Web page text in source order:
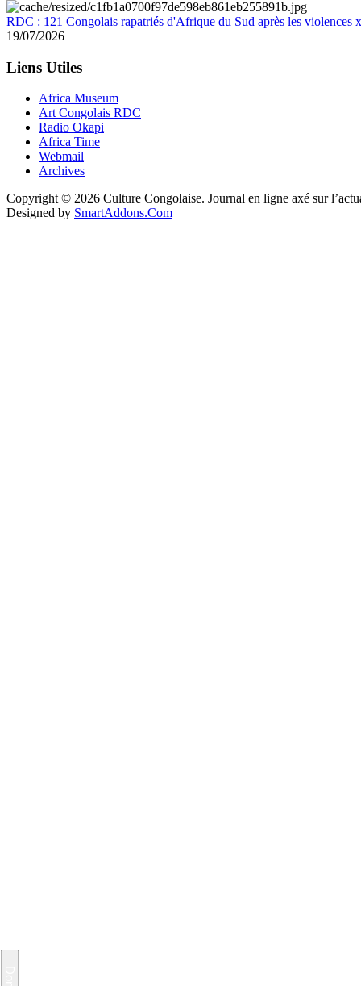
RDC : 121 Congolais rapatriés d'Afrique du Sud après les violences
19/07/2026
Liens Utiles
Africa Museum
Art Congolais RDC
Radio Okapi
Africa Time
Webmail
Archives
Copyright © 2026 Culture Congolaise. Journal en ligne axé sur
Designed by SmartAddons.Com